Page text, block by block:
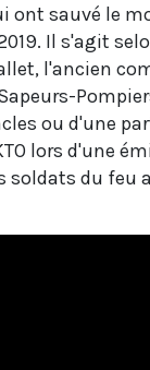
ont sauvé le
Il s'agit
l'ancien
ou d'une
lors d'une
soldats du feu